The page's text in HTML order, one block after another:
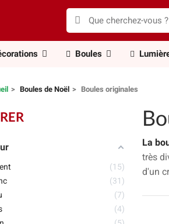
Boules
Boules de Noël Boules originales
15
31
7
4
La
très
d'un